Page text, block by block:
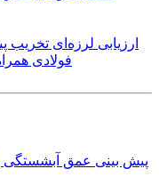
ارزیابی لرزه‌ای
فولادی